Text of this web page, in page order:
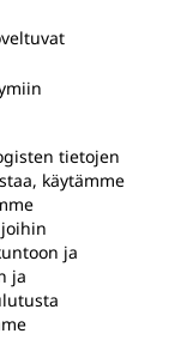
tietojen
käytämme
ja
ja